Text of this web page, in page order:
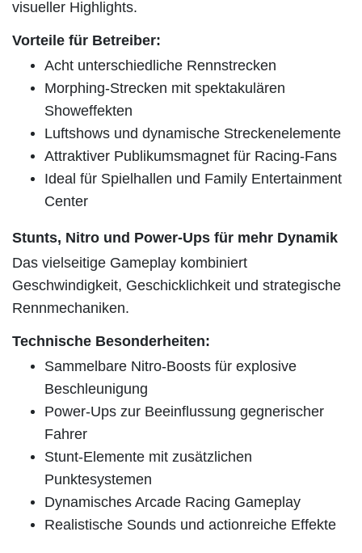
visueller Highlights.
Vorteile für Betreiber:
Acht unterschiedliche Rennstrecken
Morphing-Strecken mit spektakulären
Showeffekten
Luftshows und dynamische Streckenelemente
Attraktiver Publikumsmagnet für Racing-Fans
Ideal für Spielhallen und Family Entertainment
Center
Stunts, Nitro und Power-Ups für mehr Dynamik
Das vielseitige Gameplay kombiniert
Geschwindigkeit, Geschicklichkeit und strategische
Rennmechaniken.
Technische Besonderheiten:
Sammelbare Nitro-Boosts für explosive
Beschleunigung
Power-Ups zur Beeinflussung gegnerischer
Fahrer
Stunt-Elemente mit zusätzlichen
Punktesystemen
Dynamisches Arcade Racing Gameplay
Realistische Sounds und actionreiche Effekte